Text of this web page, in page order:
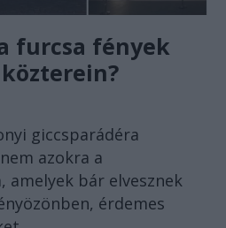
furcsa fények
giccsparádéra
azokra a
amelyek bár elvesznek
érdemes